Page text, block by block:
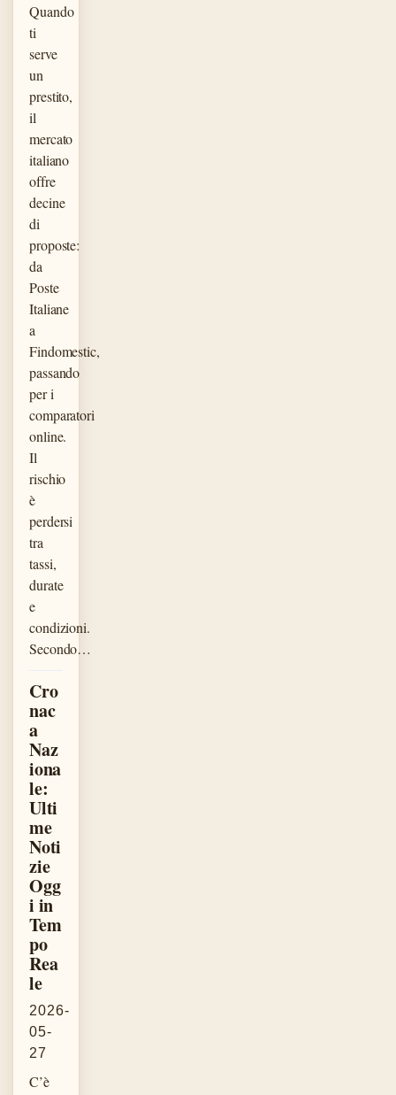
Quando
ti
serve
un
prestito,
il
mercato
italiano
offre
decine
di
proposte:
da
Poste
Italiane
a
Findomestic,
passando
per i
comparatori
online.
Il
rischio
è
perdersi
tra
tassi,
durate
e
condizioni.
Secondo…
Cro
nac
a
Naz
iona
le:
Ulti
me
Noti
zie
Ogg
i in
Tem
po
Rea
le
2026-
05-
27
C’è